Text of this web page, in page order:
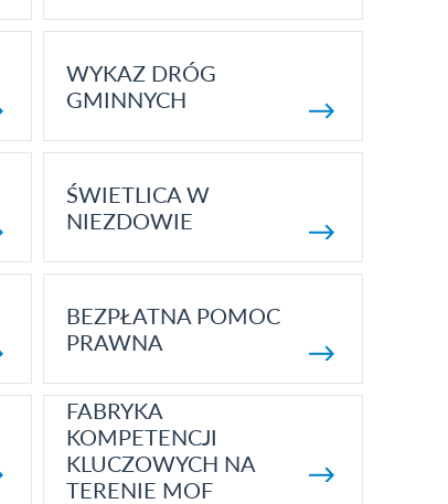
WYKAZ DRÓG
GMINNYCH
ŚWIETLICA W
NIEZDOWIE
BEZPŁATNA POMOC
PRAWNA
FABRYKA
KOMPETENCJI
KLUCZOWYCH NA
TERENIE MOF